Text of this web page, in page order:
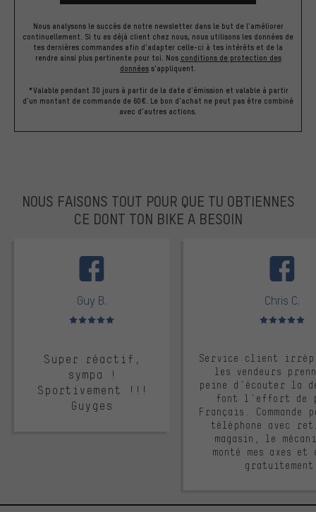
Nous analysons le succès de notre newsletter dans le but de l'améliorer
continuellement. Si tu es déjà client chez nous, nous utilisons les données de
tes dernières commandes afin d'adapter celle-ci à tes intérêts et de la
rendre ainsi plus pertinente pour toi. Nos conditions de protection des
données s'appliquent.
*Valable pendant 30 jours à partir de la date d'émission et valable à partir
d'un montant de commande de 60€. Le bon d'achat ne peut pas être combiné
avec d'autres actions.
NOUS FAISONS TOUT POUR QUE TU OBTIENNES
CE DONT TON BIKE A BESOIN
Guy B.
Note moyenne : 5 sur 5
Super réactif,
sympa !
Sportivement !!!
Guyges
Chris C.
Note moyenne :
Service client
les vendeurs
peine d'écouter la
font l'effort de
Français. Commande
téléphone avec
magasin, le
monté mes axes et